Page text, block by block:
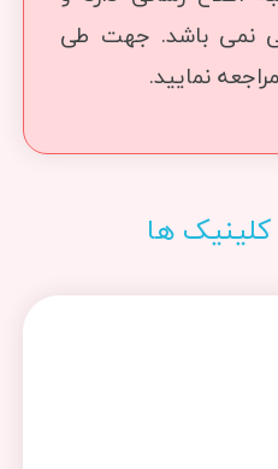
نمی باشد. جهت طی
نمایید.
ها